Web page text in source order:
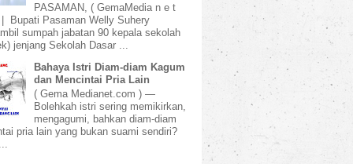
PASAMAN, ( GemaMedia n e t
Bupati Pasaman Welly Suhery
sumpah jabatan 90 kepala sekolah
jenjang Sekolah Dasar ...
Bahaya Istri Diam-diam Kagum
dan Mencintai Pria Lain
( Gema Medianet.com ) —
Bolehkah istri sering memikirkan,
mengagumi, bahkan diam-diam
pria lain yang bukan suami sendiri?